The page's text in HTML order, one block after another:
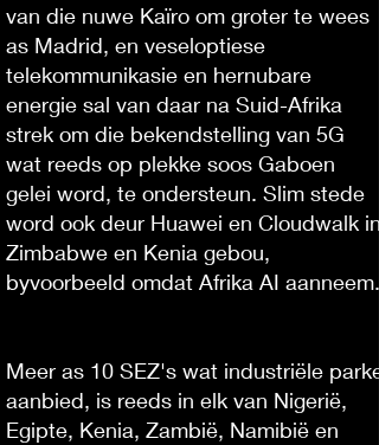
van die nuwe Kaïro om groter te wees
as Madrid, en veseloptiese
telekommunikasie en hernubare
energie sal van daar na Suid-Afrika
strek om die bekendstelling van 5G
wat reeds op plekke soos Gaboen
gelei word, te ondersteun. Slim stede
word ook deur Huawei en Cloudwalk in
Zimbabwe en Kenia gebou,
byvoorbeeld omdat Afrika AI aanneem.
Meer as 10 SEZ's wat industriële parke
aanbied, is reeds in elk van Nigerië,
Egipte, Kenia, Zambië, Namibië en